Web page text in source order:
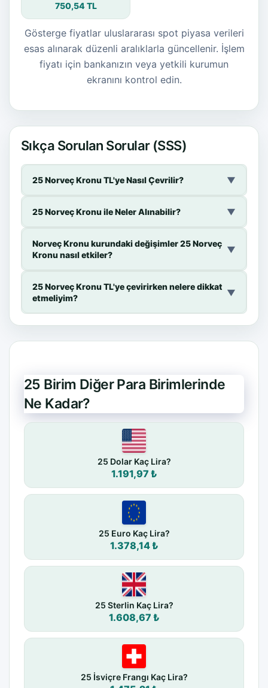
750,54 TL
Gösterge fiyatlar uluslararası spot piyasa verileri
esas alınarak düzenli aralıklarla güncellenir. İşlem
fiyatı için bankanızın veya yetkili kurumun
ekranını kontrol edin.
Sıkça Sorulan Sorular (SSS)
25 Norveç Kronu TL'ye Nasıl Çevrilir? ▼
25 Norveç Kronu ile Neler Alınabilir? ▼
Norveç Kronu kurundaki değişimler 25 Norveç
Kronu nasıl etkiler?
▼
25 Norveç Kronu TL'ye çevirirken nelere dikkat
etmeliyim?
▼
25 Birim Diğer Para Birimlerinde
Ne Kadar?
25 Dolar Kaç Lira?
1.191,97 ₺
25 Euro Kaç Lira?
1.378,14 ₺
25 Sterlin Kaç Lira?
1.608,67 ₺
25 İsviçre Frangı Kaç Lira?